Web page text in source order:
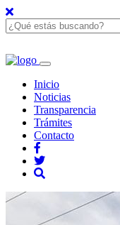
Inicio
Noticias
Transparencia
Trámites
Contacto